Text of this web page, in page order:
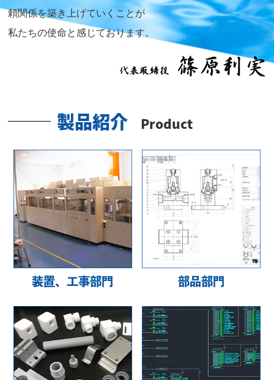
頼関係を築き上げていくことが
私たちの使命と感じております。
製品紹介 Product
装置、工事部門 部品部門